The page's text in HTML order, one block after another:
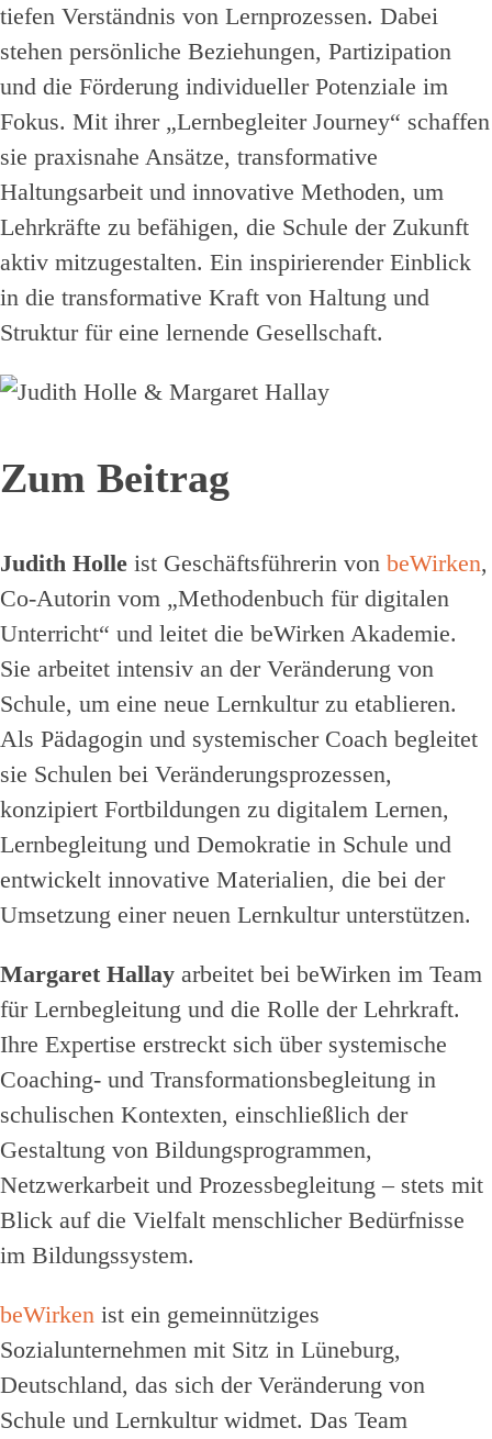
tiefen Verständnis von Lernprozessen. Dabei
stehen persönliche Beziehungen, Partizipation
und die Förderung individueller Potenziale im
Fokus. Mit ihrer „Lernbegleiter Journey“ schaffen
sie praxisnahe Ansätze, transformative
Haltungsarbeit und innovative Methoden, um
Lehrkräfte zu befähigen, die Schule der Zukunft
aktiv mitzugestalten. Ein inspirierender Einblick
in die transformative Kraft von Haltung und
Struktur für eine lernende Gesellschaft.
Zum Beitrag
Judith Holle ist Geschäftsführerin von beWirken,
Co-Autorin vom „Methodenbuch für digitalen
Unterricht“ und leitet die beWirken Akademie.
Sie arbeitet intensiv an der Veränderung von
Schule, um eine neue Lernkultur zu etablieren.
Als Pädagogin und systemischer Coach begleitet
sie Schulen bei Veränderungsprozessen,
konzipiert Fortbildungen zu digitalem Lernen,
Lernbegleitung und Demokratie in Schule und
entwickelt innovative Materialien, die bei der
Umsetzung einer neuen Lernkultur unterstützen.
Margaret Hallay arbeitet bei beWirken im Team
für Lernbegleitung und die Rolle der Lehrkraft.
Ihre Expertise erstreckt sich über systemische
Coaching- und Transformationsbegleitung in
schulischen Kontexten, einschließlich der
Gestaltung von Bildungsprogrammen,
Netzwerkarbeit und Prozessbegleitung – stets mit
Blick auf die Vielfalt menschlicher Bedürfnisse
im Bildungssystem.
beWirken ist ein gemeinnütziges
Sozialunternehmen mit Sitz in Lüneburg,
Deutschland, das sich der Veränderung von
Schule und Lernkultur widmet. Das Team